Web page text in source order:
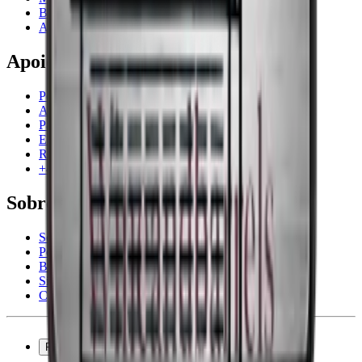
Barris de Vinho
Acessórios para vinho
Apoio
Perguntas frequentes
Atendimento
Pagamento
Entrega
Retorno
+44 3308 081634
Sobre a empresa
Sobre Wineandbarrels
Pessoas para contacto
Black Friday
Singles Day
Cyber Monday
Produtos